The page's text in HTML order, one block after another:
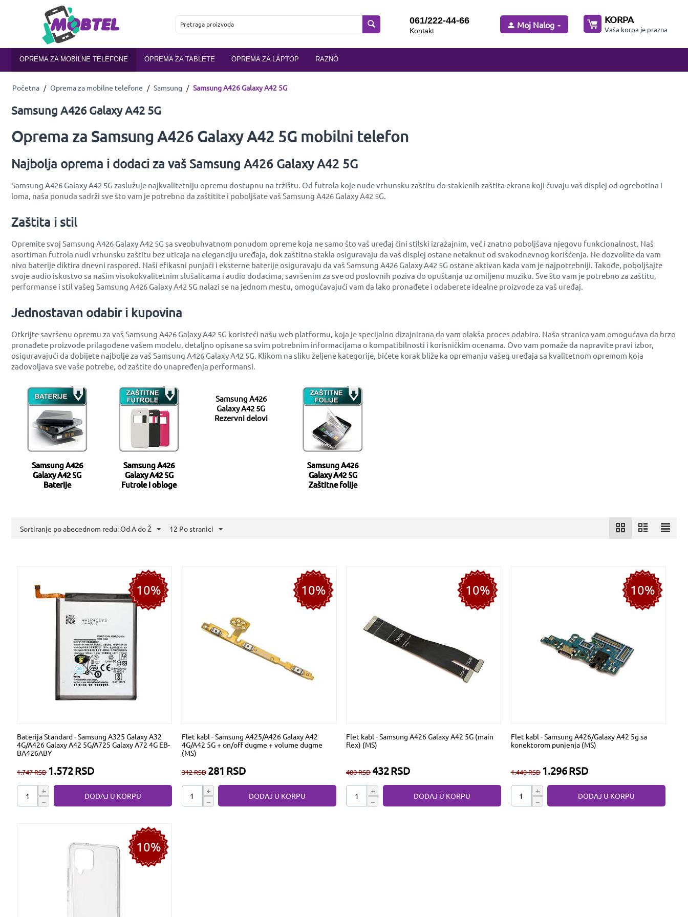
061/222-44-66
Kontakt
Moj Nalog KORPA
Vaša korpa je prazna
OPREMA ZA MOBILNE TELEFONE OPREMA ZA TABLETE OPREMA ZA LAPTOP RAZNO
Početna / Oprema za mobilne telefone / Samsung / Samsung A426 Galaxy A42 5G
Samsung A426 Galaxy A42 5G
Oprema za Samsung A426 Galaxy A42 5G mobilni telefon
Najbolja oprema i dodaci za vaš Samsung A426 Galaxy A42 5G
Samsung A426 Galaxy A42 5G zaslužuje najkvalitetniju opremu dostupnu na tržištu. Od futrola koje nude vrhunsku zaštitu do staklenih zaštita ekrana koji čuvaju vaš displej od ogrebotina i
loma, naša ponuda sadrži sve što vam je potrebno da zaštitite i poboljšate vaš Samsung A426 Galaxy A42 5G.
Zaštita i stil
Opremite svoj Samsung A426 Galaxy A42 5G sa sveobuhvatnom ponudom opreme koja ne samo što vaš uređaj čini stilski izražajnim, već i znatno poboljšava njegovu funkcionalnost. Naš
asortiman futrola nudi vrhunsku zaštitu bez uticaja na eleganciju uređaja, dok zaštitna stakla osiguravaju da vaš displej ostane netaknut od svakodnevnog korišćenja. Ne dozvolite da vam
nivo baterije diktira dnevni raspored. Naši efikasni punjači i eksterne baterije osiguravaju da vaš Samsung A426 Galaxy A42 5G ostane aktivan kada vam je najpotrebniji. Takođe, poboljšajte
svoje audio iskustvo sa našim visokokvalitetnim slušalicama i audio dodacima, savršenim za sve od poslovnih poziva do opuštanja uz omiljenu muziku. Sve što vam je potrebno za zaštitu,
performanse i stil vašeg Samsung A426 Galaxy A42 5G nalazi se na jednom mestu, omogućavajući vam da lako pronađete i odaberete idealne proizvode za vaš uređaj.
Jednostavan odabir i kupovina
Otkrijte savršenu opremu za vaš Samsung A426 Galaxy A42 5G koristeći našu web platformu, koja je specijalno dizajnirana da vam olakša proces odabira. Naša stranica vam omogućava da brzo
pronađete proizvode prilagođene vašem modelu, detaljno opisane sa svim potrebnim informacijama o kompatibilnosti i korisničkim ocenama. Ovo vam pomaže da napravite pravi izbor,
osiguravajući da dobijete najbolje za vaš Samsung A426 Galaxy A42 5G. Klikom na sliku željene kategorije, bićete korak bliže ka opremanju vašeg uređaja sa kvalitetnom opremom koja
zadovoljava sve vaše potrebe, od zaštite do unapređenja performansi.
Samsung A426
Galaxy A42 5G
Baterije
Samsung A426
Galaxy A42 5G
Futrole i obloge
Samsung A426
Galaxy A42 5G
Rezervni delovi
Samsung A426
Galaxy A42 5G
Zaštitne folije
Sortiranje po abecednom redu: Od A do Ž 12 Po stranici
10%
Baterija Standard - Samsung A325 Galaxy A32
4G/A426 Galaxy A42 5G/A725 Galaxy A72 4G EB-
BA426ABY
1.747RSD 1.572RSD
+
−
DODAJ U KORPU
10%
Flet kabl - Samsung A425/A426 Galaxy A42
4G/A42 5G + on/off dugme + volume dugme
(MS)
312RSD 281 RSD
+
−
DODAJ U KORPU
10%
Flet kabl - Samsung A426 Galaxy A42 5G (main
flex) (MS)
480RSD432RSD
+
−
DODAJ U KORPU
10%
Flet kabl - Samsung A426/Galaxy A42 5g sa
konektorom punjenja (MS)
1.440RSD 1.296RSD
+
−
DODAJ U KORPU
10%